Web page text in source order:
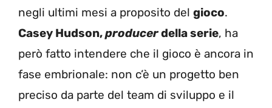
negli ultimi mesi a proposito del gioco.
Casey Hudson,producerdella serie, ha
però fatto intendere che il gioco è ancora in
fase embrionale: non c’è un progetto ben
preciso da parte del team di sviluppo e il